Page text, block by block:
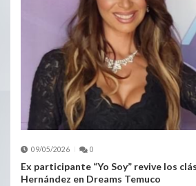
09/05/2026 0
Ex participante “Yo Soy” revive los
Hernández en Dreams Temuco